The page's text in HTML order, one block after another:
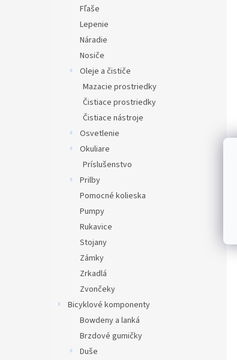
Fľaše
Lepenie
Náradie
Nosiče
Oleje a čističe
Mazacie prostriedky
Čistiace prostriedky
Čistiace nástroje
Osvetlenie
Okuliare
Príslušenstvo
Prilby
Pomocné kolieska
Pumpy
Rukavice
Stojany
Zámky
Zrkadlá
Zvončeky
Bicyklové komponenty
Bowdeny a lanká
Brzdové gumičky
Duše